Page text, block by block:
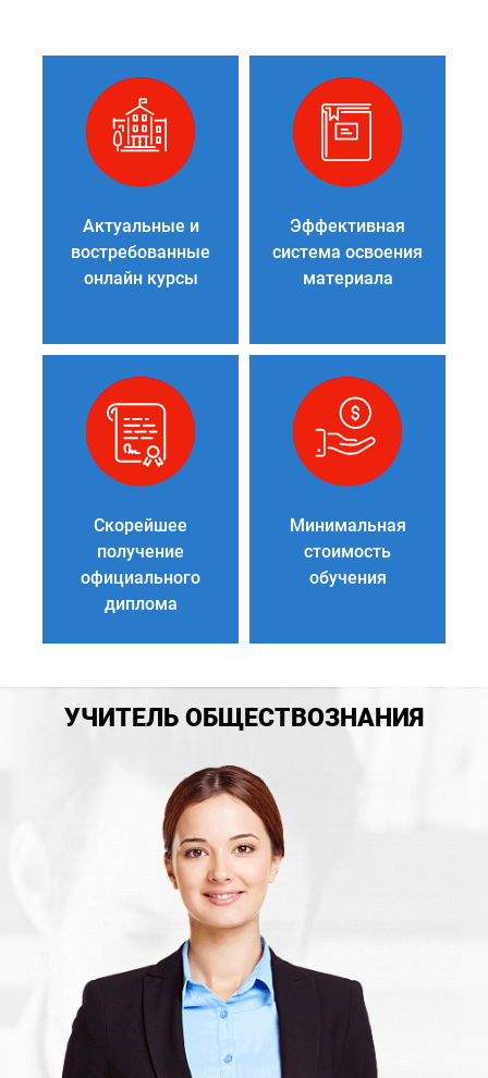
Актуальные и
востребованные
онлайн курсы
Эффективная
система освоения
материала
Скорейшее
получение
официального
диплома
Минимальная
стоимость
обучения
УЧИТЕЛЬ ОБЩЕСТВОЗНАНИЯ